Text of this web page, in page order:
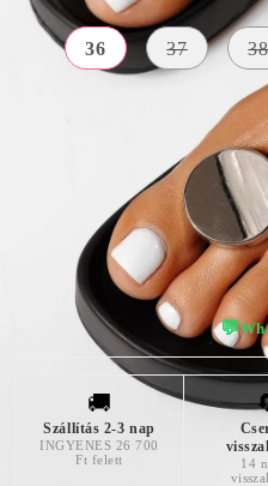
36 37 38
Bőr
💬
🚚
Szállítás 2-3 nap
INGYENES 26 700
Ft felett
14